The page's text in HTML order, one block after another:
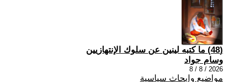
(48) ما كتبه لينين عن سلوك الإنتهازيين
وسام جواد
2026 / 8 / 8
مواضيع وابحاث سياسية